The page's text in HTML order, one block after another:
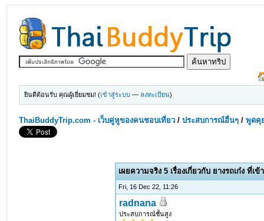
ยินดีต้อนรับ คุณผู้เยี่ยมชม! (เข้าสู่ระบบ — ลงทะเบียน)
ThaiBuddyTrip.com - เว็บคู่หูของคนชอบเที่ยว /ประสบการณ์อื่นๆ /พูดคุ
เผยความจริง 5 เรื่องเกี่ยวกับ ยางรถเก๋ง ที่เ
Fri, 16 Dec 22, 11:26
radnana
ประสบการณ์ชั้นสูง